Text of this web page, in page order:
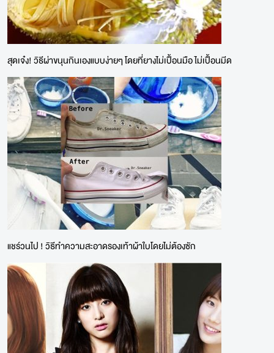
สุดเจ๋ง! วิธีผ่าขนุนกินเองแบบง่ายๆ โดยที่ยางไม่เปื้อนมือ ไม่เปื้อนมีด
แชร์วนไป ! วิธีทำความสะอาดรองเท้าผ้าใบโดยไม่ต้องซัก